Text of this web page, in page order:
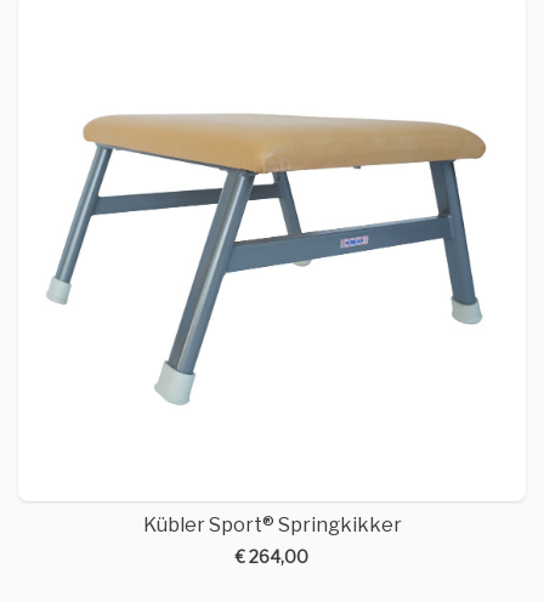
Kübler Sport® Springkikker
€ 264,00